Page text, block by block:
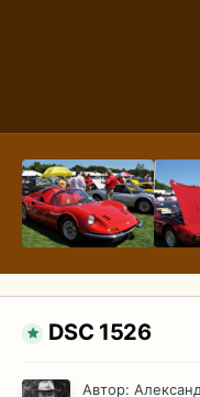
DSC 1526
Автор: